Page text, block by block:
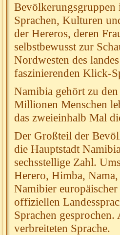
Sprachen, Kulturen
der Hereros, deren
selbstbewusst zur
Nordwesten des
faszinierenden Klick-
Namibia gehört zu
Millionen Menschen
das zweieinhalb Mal
Der Großteil der
die Hauptstadt
sechsstellige Zahl.
Herero, Himba,
Namibier
offiziellen
Sprachen
verbreiteten Sprache.